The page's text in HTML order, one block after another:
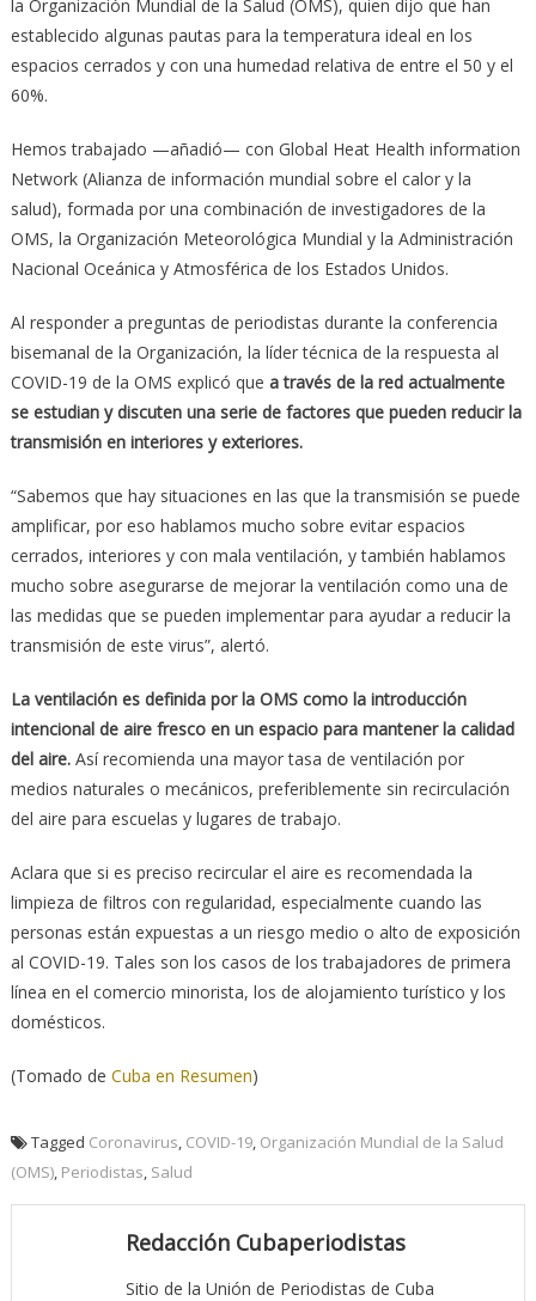
la Organización Mundial de la Salud (OMS), quien dijo que han
establecido algunas pautas para la temperatura ideal en los
espacios cerrados y con una humedad relativa de entre el 50 y el
60%.
Hemos trabajado —añadió— con Global Heat Health information
Network (Alianza de información mundial sobre el calor y la
salud), formada por una combinación de investigadores de la
OMS, la Organización Meteorológica Mundial y la Administración
Nacional Oceánica y Atmosférica de los Estados Unidos.
Al responder a preguntas de periodistas durante la conferencia
bisemanal de la Organización, la líder técnica de la respuesta al
COVID-19 de la OMS explicó que a través de la red actualmente
se estudian y discuten una serie de factores que pueden reducir la
transmisión en interiores y exteriores.
“Sabemos que hay situaciones en las que la transmisión se puede
amplificar, por eso hablamos mucho sobre evitar espacios
cerrados, interiores y con mala ventilación, y también hablamos
mucho sobre asegurarse de mejorar la ventilación como una de
las medidas que se pueden implementar para ayudar a reducir la
transmisión de este virus”, alertó.
La ventilación es definida por la OMS como la introducción
intencional de aire fresco en un espacio para mantener la calidad
del aire.Así recomienda una mayor tasa de ventilación por
medios naturales o mecánicos, preferiblemente sin recirculación
del aire para escuelas y lugares de trabajo.
Aclara que si es preciso recircular el aire es recomendada la
limpieza de filtros con regularidad, especialmente cuando las
personas están expuestas a un riesgo medio o alto de exposición
al COVID-19. Tales son los casos de los trabajadores de primera
línea en el comercio minorista, los de alojamiento turístico y los
domésticos.
(Tomado de Cuba en Resumen)
Tagged Coronavirus COVID-19, Organización Mundial de la Salud
(OMS), Periodistas Salud
Redacción Cubaperiodistas
Sitio de la Unión de Periodistas de Cuba